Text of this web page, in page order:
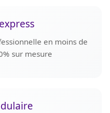
en moins de
sur mesure